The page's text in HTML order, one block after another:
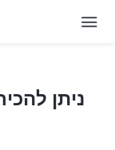
ניתן להכיר את
ניתן